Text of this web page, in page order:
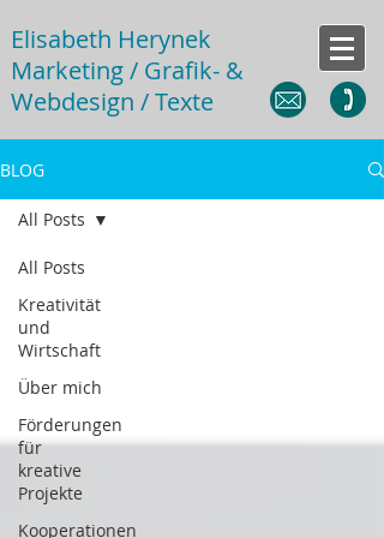
Elisabeth Herynek
Marketing / Grafik- &
Webdesign / Texte
BLOG
All Posts
Kreativität
und
Wirtschaft
Über mich
Förderungen
für
kreative
Projekte
Kooperationen
All Posts